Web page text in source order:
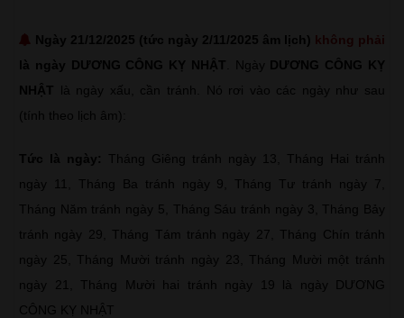
Ngày 21/12/2025 (tức ngày 2/11/2025 âm lịch) không phải
là ngày DƯƠNG CÔNG KỴ NHẬT . Ngày DƯƠNG CÔNG KỴ
NHẬT là ngày xấu, cần tránh. Nó rơi vào các ngày như sau
(tính theo lịch âm):
Tức là ngày: Tháng Giêng tránh ngày 13, Tháng Hai tránh
ngày 11, Tháng Ba tránh ngày 9, Tháng Tư tránh ngày 7,
Tháng Năm tránh ngày 5, Tháng Sáu tránh ngày 3, Tháng Bảy
tránh ngày 29, Tháng Tám tránh ngày 27, Tháng Chín tránh
ngày 25, Tháng Mười tránh ngày 23, Tháng Mười một tránh
ngày 21, Tháng Mười hai tránh ngày 19 là ngày DƯƠNG
CÔNG KỴ NHẬT